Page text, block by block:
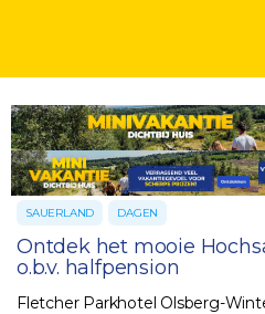
SAUERLAND DAGEN
Ontdek het mooie
o.b.v. halfpension
Fletcher Parkhotel Olsberg-